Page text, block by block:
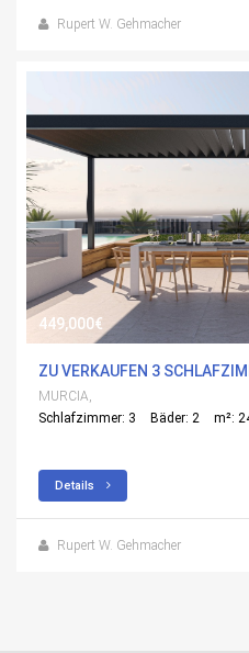
Rupert W. Gehmacher
449,000€
MURCIA,
Schlafzimmer: 3
Bäder: 2 m²:
Details
Rupert W. Gehmacher